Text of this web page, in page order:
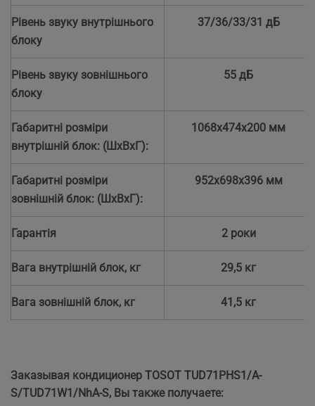
Рівень звуку внутрішнього
блоку
37/36/33/31 дБ
Рівень звуку зовнішнього
блоку
55 дБ
Габаритні розміри
внутрішній блок: (ШхВхГ):
1068x474x200 мм
Габаритні розміри
зовнішній блок: (ШхВхГ):
952x698x396 мм
Гарантія 2 роки
Вага внутрішній блок, кг 29,5 кг
Вага зовнішній блок, кг 41,5 кг
Заказывая кондиционер TOSOT TUD71PHS1/A-
S/TUD71W1/NhA-S, Вы также получаете: